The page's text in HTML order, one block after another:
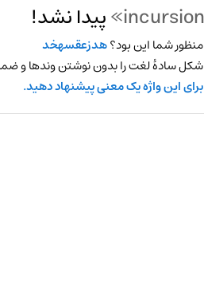
پیدا نشد!
منظور شما این بود؟هدزعقسهخد
شکل سادهٔ لغت را بدون نوشتن وندها و
برای این واژه یک معنی پیشنهاد دهید.